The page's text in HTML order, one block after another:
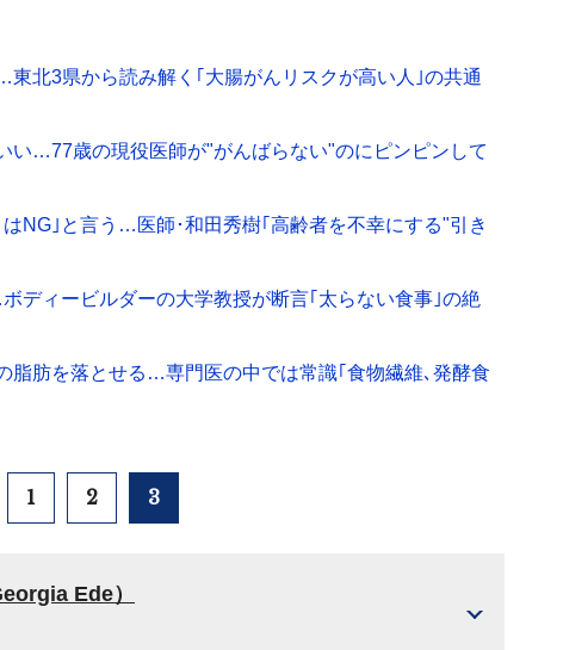
北3県から読み解く｢大腸がんリスクが高い人｣の共通
い…77歳の現役医師が"がんばらない"のにピンピンして
NG｣と言う…医師･和田秀樹｢高齢者を不幸にする"引き
ディービルダーの大学教授が断言｢太らない食事｣の絶
脂肪を落とせる…専門医の中では常識｢食物繊維､発酵食
1 2 3
Ede）